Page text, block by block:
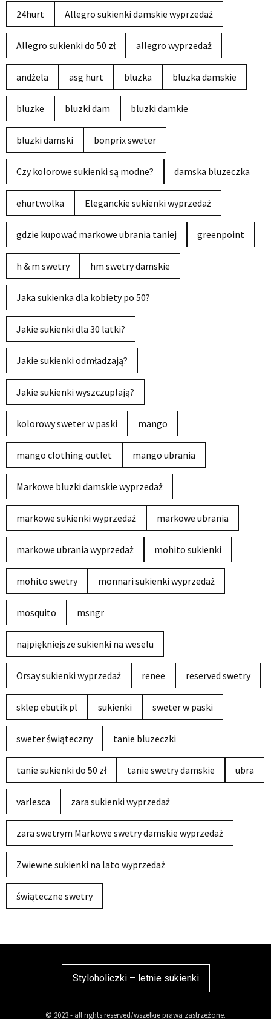
24hurt Allegro sukienki damskie wyprzedaż
Allegro sukienki do 50 zł allegro wyprzedaż
andżela asg hurt bluzka bluzka damskie
bluzke bluzki dam bluzki damkie
bluzki damski bonprix sweter
Czy kolorowe sukienki są modne? damska bluzeczka
ehurtwolka Eleganckie sukienki wyprzedaż
gdzie kupować markowe ubrania taniej greenpoint
h & m swetry hm swetry damskie
Jaka sukienka dla kobiety po 50?
Jakie sukienki dla 30 latki?
Jakie sukienki odmładzają?
Jakie sukienki wyszczuplają?
kolorowy sweter w paski mango
mango clothing outlet mango ubrania
Markowe bluzki damskie wyprzedaż
markowe sukienki wyprzedaż markowe ubrania
markowe ubrania wyprzedaż mohito sukienki
mohito swetry monnari sukienki wyprzedaż
mosquito msngr
najpiękniejsze sukienki na weselu
Orsay sukienki wyprzedaż renee reserved swetry
sklep ebutik.pl sukienki sweter w paski
sweter świąteczny tanie bluzeczki
tanie sukienki do 50 zł tanie swetry damskie ubra
varlesca zara sukienki wyprzedaż
zara swetrym Markowe swetry damskie wyprzedaż
Zwiewne sukienki na lato wyprzedaż
świąteczne swetry
Styloholiczki – letnie sukienki
© 2023 - all rights reserved/wszelkie prawa zastrzeżone.